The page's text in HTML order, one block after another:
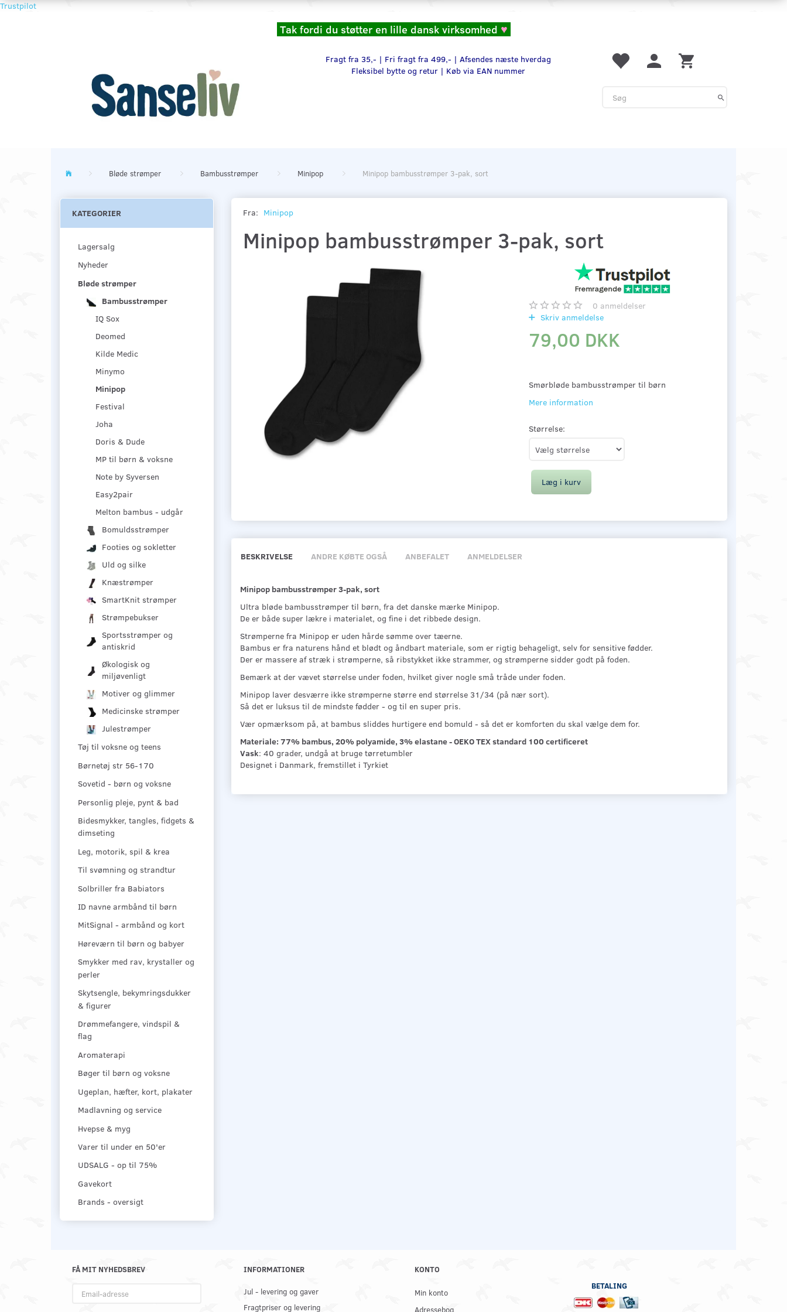
Trustpilot
Tak fordi du støtter en lille dansk virksomhed ♥
Fragt fra 35,- | Fri fragt fra 499,- | Afsendes næste hverdag
Fleksibel bytte og retur | Køb via EAN nummer
Bløde strømper Bambusstrømper Minipop Minipop bambusstrømper 3-pak, sort
KATEGORIER
Lagersalg
Nyheder
Bløde strømper
Bambusstrømper
IQ Sox
Deomed
Kilde Medic
Minymo
Minipop
Festival
Joha
Doris & Dude
MP til børn & voksne
Note by Syversen
Easy2pair
Melton bambus - udgår
Bomuldsstrømper
Footies og sokletter
Uld og silke
Knæstrømper
SmartKnit strømper
Strømpebukser
Sportsstrømper og
antiskrid
Økologisk og
miljøvenligt
Motiver og glimmer
Medicinske strømper
Julestrømper
Tøj til voksne og teens
Børnetøj str 56-170
Sovetid - børn og voksne
Personlig pleje, pynt & bad
Bidesmykker, tangles, fidgets &
dimseting
Leg, motorik, spil & krea
Til svømning og strandtur
Solbriller fra Babiators
ID navne armbånd til børn
MitSignal - armbånd og kort
Høreværn til børn og babyer
Smykker med rav, krystaller og
perler
Skytsengle, bekymringsdukker
& figurer
Drømmefangere, vindspil &
flag
Aromaterapi
Bøger til børn og voksne
Ugeplan, hæfter, kort, plakater
Madlavning og service
Hvepse & myg
Varer til under en 50'er
UDSALG - op til 75%
Gavekort
Brands - oversigt
Fra: Minipop
Minipop bambusstrømper 3-pak, sort
0 anmeldelser
Skriv anmeldelse
79,00 DKK
Smørbløde bambusstrømper til børn
Mere information
Størrelse:
Læg i kurv
BESKRIVELSE ANDRE KØBTE OGSÅ ANBEFALET ANMELDELSER
Minipop bambusstrømper 3-pak, sort
Ultra bløde bambusstrømper til børn, fra det danske mærke Minipop.
De er både super lækre i materialet, og fine i det ribbede design.
Strømperne fra Minipop er uden hårde sømme over tæerne.
Bambus er fra naturens hånd et blødt og åndbart materiale, som er rigtig behageligt, selv for sensitive fødder.
Der er massere af stræk i strømperne, så ribstykket ikke strammer, og strømperne sidder godt på foden.
Bemærk at der vævet størrelse under foden, hvilket giver nogle små tråde under foden.
Minipop laver desværre ikke strømperne større end størrelse 31/34 (på nær sort).
Så det er luksus til de mindste fødder - og til en super pris.
Vær opmærksom på, at bambus sliddes hurtigere end bomuld - så det er komforten du skal vælge dem for.
Materiale: 77% bambus, 20% polyamide, 3% elastane - OEKO TEX standard 100 certificeret
Vask: 40 grader, undgå at bruge tørretumbler
Designet i Danmark, fremstillet i Tyrkiet
FÅ MIT NYHEDSBREV
adresse
INFORMATIONER
Jul - levering og gaver
Fragtpriser og levering
KONTO
Min konto
Adressebog
BETALING